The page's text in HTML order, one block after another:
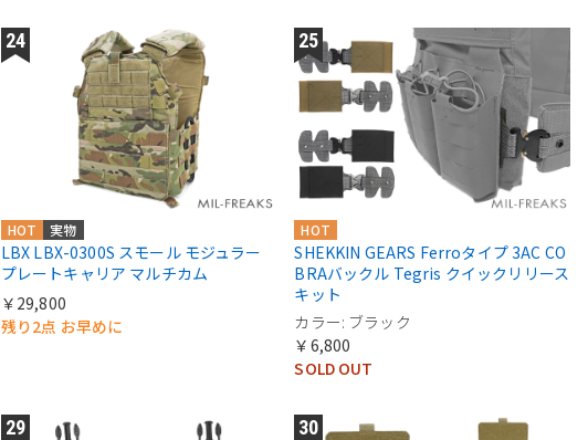
実物
HOT
LBX LBX-0300S スモール モジュラー
プレートキャリア マルチカム
￥29,800
残り2点 お早めに
HOT
SHEKKIN GEARS Ferroタイプ 3AC CO
BRAバックル Tegris クイックリリース
キット
カラー: ブラック
￥6,800
SOLD OUT